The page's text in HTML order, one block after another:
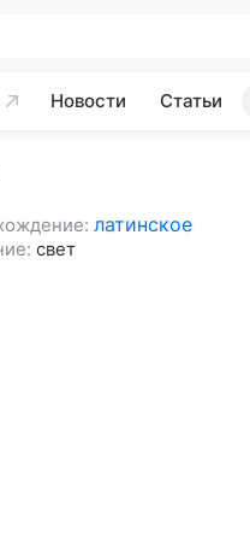
Новости Статьи
латинское
свет